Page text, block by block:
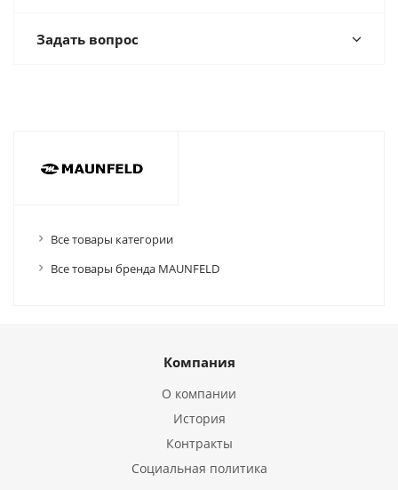
Задать вопрос
Все товары категории
Все товары бренда MAUNFELD
Компания
О компании
История
Контракты
Социальная политика